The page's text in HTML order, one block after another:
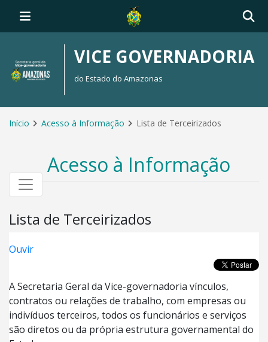
VICE GOVERNADORIA
do Estado do Amazonas
Início Acesso à Informação Lista de Terceirizados
Acesso à Informação
Lista de Terceirizados
Ouvir
A Secretaria Geral da Vice-governadoria vínculos,
contratos ou relações de trabalho, com empresas ou
indivíduos terceiros, todos os funcionários e serviços
são diretos ou da própria estrutura governamental do